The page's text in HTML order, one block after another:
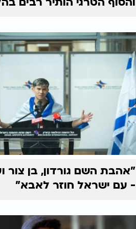
"אהבת השם גורדון, בן צור
- עם ישראל חוזר לאבא"